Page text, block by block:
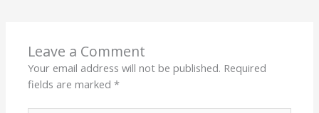
Leave a Comment
Your email address will not be published. Required
fields are marked*